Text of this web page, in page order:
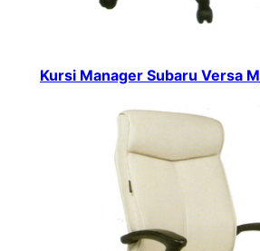
Kursi Manager Subaru Versa M